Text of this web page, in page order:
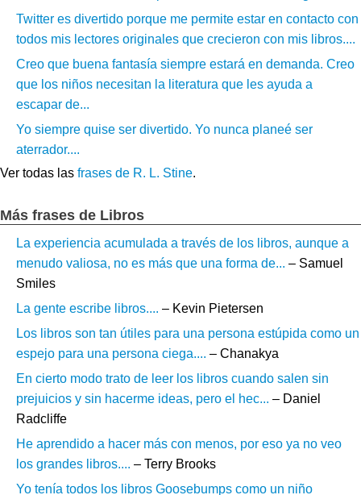
Twitter es divertido porque me permite estar en contacto con
todos mis lectores originales que crecieron con mis libros....
Creo que buena fantasía siempre estará en demanda. Creo
que los niños necesitan la literatura que les ayuda a
escapar de...
Yo siempre quise ser divertido. Yo nunca planeé ser
aterrador....
Ver todas las frases de R. L. Stine.
Más frases de Libros
La experiencia acumulada a través de los libros, aunque a
menudo valiosa, no es más que una forma de... – Samuel
Smiles
La gente escribe libros.... – Kevin Pietersen
Los libros son tan útiles para una persona estúpida como un
espejo para una persona ciega.... – Chanakya
En cierto modo trato de leer los libros cuando salen sin
prejuicios y sin hacerme ideas, pero el hec... – Daniel
Radcliffe
He aprendido a hacer más con menos, por eso ya no veo
los grandes libros.... – Terry Brooks
Yo tenía todos los libros Goosebumps como un niño